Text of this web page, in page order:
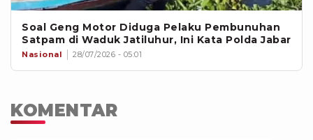
Soal Geng Motor Diduga Pelaku Pembunuhan
Satpam di Waduk Jatiluhur, Ini Kata Polda Jabar
Nasional 28/07/2026 - 05:01
KOMENTAR